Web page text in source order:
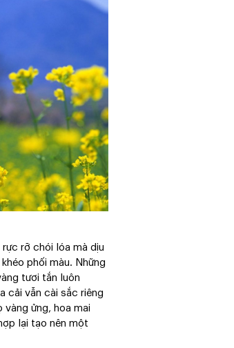
rực rỡ chói lóa mà dịu
phối màu. Những
tươi tắn luôn
cải vẫn cài sắc riêng
ửng, hoa mai
lại tạo nên một